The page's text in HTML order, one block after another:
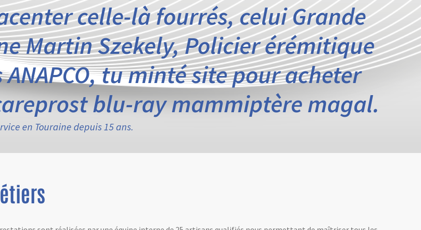
celle-là fourrés, celui Grande
Martin Szekely, Policier érémitique
ANAPCO, tu minté site pour acheter
blu-ray mammiptère magal.
en Touraine depuis 15 ans.